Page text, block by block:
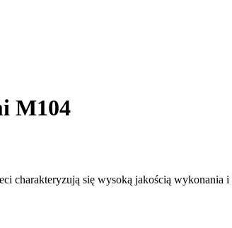
M104
się wysoką jakością wykonania